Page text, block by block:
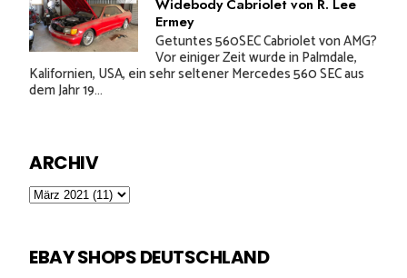
Widebody Cabriolet von R. Lee
Ermey
Getuntes 560SEC Cabriolet von AMG?
Vor einiger Zeit wurde in Palmdale,
Kalifornien, USA, ein sehr seltener Mercedes 560 SEC aus
dem Jahr 19...
ARCHIV
EBAY SHOPS DEUTSCHLAND